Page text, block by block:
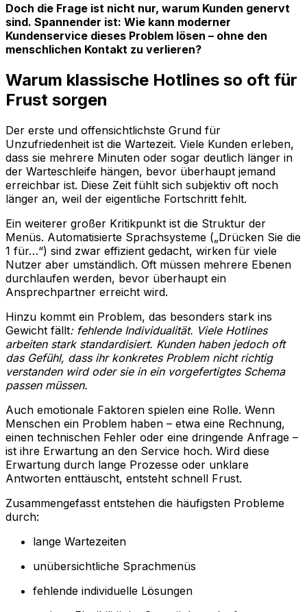
Doch die Frage ist nicht nur, warum Kunden genervt
sind. Spannender ist: Wie kann moderner
Kundenservice dieses Problem lösen – ohne den
menschlichen Kontakt zu verlieren?
Warum klassische Hotlines so oft für
Frust sorgen
Der erste und offensichtlichste Grund für
Unzufriedenheit ist die Wartezeit. Viele Kunden erleben,
dass sie mehrere Minuten oder sogar deutlich länger in
der Warteschleife hängen, bevor überhaupt jemand
erreichbar ist. Diese Zeit fühlt sich subjektiv oft noch
länger an, weil der eigentliche Fortschritt fehlt.
Ein weiterer großer Kritikpunkt ist die Struktur der
Menüs. Automatisierte Sprachsysteme („Drücken Sie die
1 für…“) sind zwar effizient gedacht, wirken für viele
Nutzer aber umständlich. Oft müssen mehrere Ebenen
durchlaufen werden, bevor überhaupt ein
Ansprechpartner erreicht wird.
Hinzu kommt ein Problem, das besonders stark ins
Gewicht fällt: fehlende Individualität. Viele Hotlines
arbeiten stark standardisiert. Kunden haben jedoch oft
das Gefühl, dass ihr konkretes Problem nicht richtig
verstanden wird oder sie in ein vorgefertigtes Schema
passen müssen.
Auch emotionale Faktoren spielen eine Rolle. Wenn
Menschen ein Problem haben – etwa eine Rechnung,
einen technischen Fehler oder eine dringende Anfrage –
ist ihre Erwartung an den Service hoch. Wird diese
Erwartung durch lange Prozesse oder unklare
Antworten enttäuscht, entsteht schnell Frust.
Zusammengefasst entstehen die häufigsten Probleme
durch:
lange Wartezeiten
unübersichtliche Sprachmenüs
fehlende individuelle Lösungen